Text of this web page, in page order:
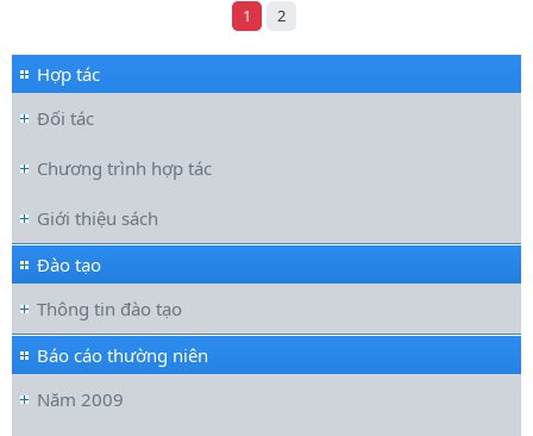
1 2
Hợp tác
Đối tác
Chương trình hợp tác
Giới thiệu sách
Đào tạo
Thông tin đào tạo
Báo cáo thường niên
Năm 2009
Đối thoại ICWA – VASS lần thứ 6: Thúc đẩy quan hệ Đối tác